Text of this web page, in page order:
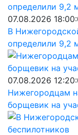
07.08.2026
В
определили 9,2
07.08.2026
Нижегородцам
борщевик на